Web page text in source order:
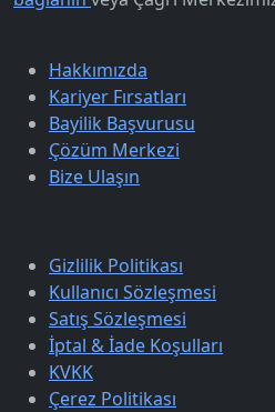
Hakkımızda
Kariyer Fırsatları
Bayilik Başvurusu
Çözüm Merkezi
Bize Ulaşın
Gizlilik Politikası
Kullanıcı Sözleşmesi
Satış Sözleşmesi
İptal & İade Koşulları
KVKK
Çerez Politikası